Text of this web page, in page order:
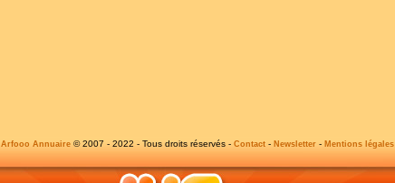
Arfooo Annuaire © 2007 - 2022 - Tous droits réservés - Contact - Newsletter - Mentions légales